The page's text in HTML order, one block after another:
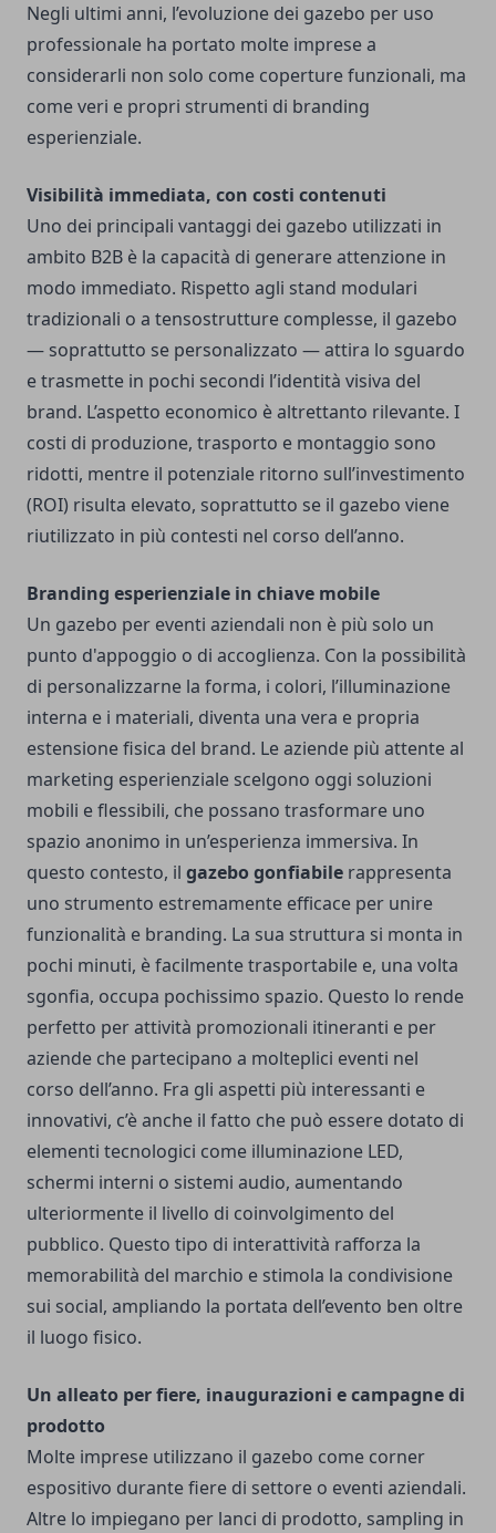
Negli ultimi anni, l’evoluzione dei gazebo per uso
professionale ha portato molte imprese a
considerarli non solo come coperture funzionali, ma
come veri e propri strumenti di branding
esperienziale.
Visibilità immediata, con costi contenuti
Uno dei principali vantaggi dei gazebo utilizzati in
ambito B2B è la capacità di generare attenzione in
modo immediato. Rispetto agli stand modulari
tradizionali o a tensostrutture complesse, il gazebo
— soprattutto se personalizzato — attira lo sguardo
e trasmette in pochi secondi l’identità visiva del
brand. L’aspetto economico è altrettanto rilevante. I
costi di produzione, trasporto e montaggio sono
ridotti, mentre il potenziale ritorno sull’investimento
(ROI) risulta elevato, soprattutto se il gazebo viene
riutilizzato in più contesti nel corso dell’anno.
Branding esperienziale in chiave mobile
Un gazebo per eventi aziendali non è più solo un
punto d'appoggio o di accoglienza. Con la possibilità
di personalizzarne la forma, i colori, l’illuminazione
interna e i materiali, diventa una vera e propria
estensione fisica del brand. Le aziende più attente al
marketing esperienziale scelgono oggi soluzioni
mobili e flessibili, che possano trasformare uno
spazio anonimo in un’esperienza immersiva. In
questo contesto, il gazebo gonfiabile rappresenta
uno strumento estremamente efficace per unire
funzionalità e branding. La sua struttura si monta in
pochi minuti, è facilmente trasportabile e, una volta
sgonfia, occupa pochissimo spazio. Questo lo rende
perfetto per attività promozionali itineranti e per
aziende che partecipano a molteplici eventi nel
corso dell’anno. Fra gli aspetti più interessanti e
innovativi, c’è anche il fatto che può essere dotato di
elementi tecnologici come illuminazione LED,
schermi interni o sistemi audio, aumentando
ulteriormente il livello di coinvolgimento del
pubblico. Questo tipo di interattività rafforza la
memorabilità del marchio e stimola la condivisione
sui social, ampliando la portata dell’evento ben oltre
il luogo fisico.
Un alleato per fiere, inaugurazioni e campagne di
prodotto
Molte imprese utilizzano il gazebo come corner
espositivo durante fiere di settore o eventi aziendali.
Altre lo impiegano per lanci di prodotto, sampling in